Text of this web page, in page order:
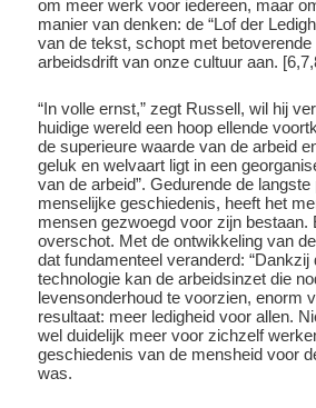
om meer werk voor iedereen, maar
manier van denken: de “Lof der
van de tekst, schopt met betoverende
arbeidsdrift van onze cultuur aan.
“In volle ernst,” zegt Russell, wil hij
huidige wereld een hoop ellende
de superieure waarde van de arbeid
geluk en welvaart ligt in een
van de arbeid”. Gedurende de langste
menselijke geschiedenis, heeft het
mensen gezwoegd voor zijn bestaan.
overschot. Met de ontwikkeling van
dat fundamenteel veranderd: “Dankzij
technologie kan de arbeidsinzet die
levensonderhoud te voorzien, enorm
resultaat: meer ledigheid voor allen.
wel duidelijk meer voor zichzelf
geschiedenis van de mensheid voor
was.